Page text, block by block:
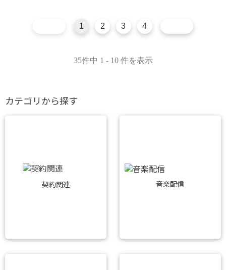
35件中 1 - 10 件を表示
1 2 3 4
カテゴリから探す
契約関連 音楽配信